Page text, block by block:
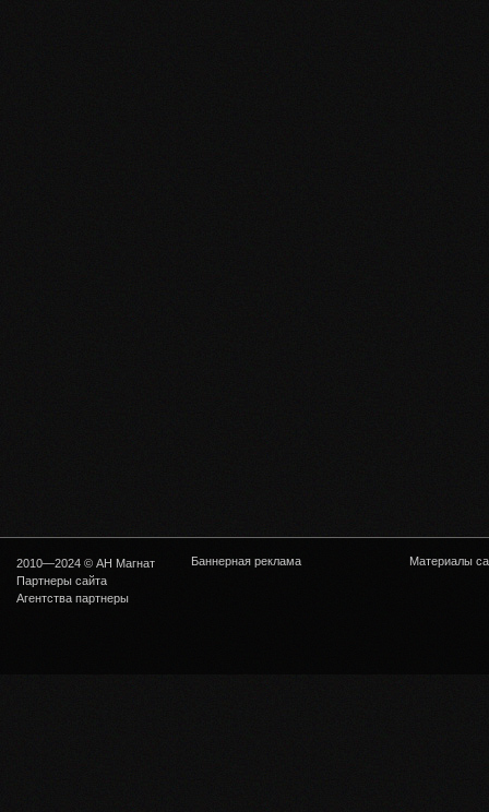
2010—2024 © АН Магнат
Партнеры сайта
Агентства партнеры
Баннерная реклама Материалы